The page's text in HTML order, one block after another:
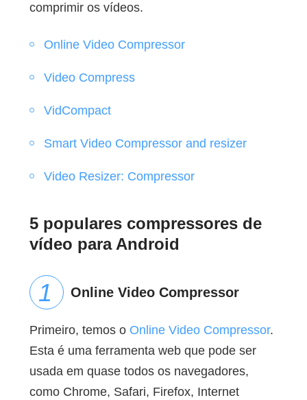
comprimir os vídeos.
Online Video Compressor
Video Compress
VidCompact
Smart Video Compressor and resizer
Video Resizer: Compressor
5 populares compressores de
vídeo para Android
Online Video Compressor
Primeiro, temos o Online Video Compressor.
Esta é uma ferramenta web que pode ser
usada em quase todos os navegadores,
como Chrome, Safari, Firefox, Internet